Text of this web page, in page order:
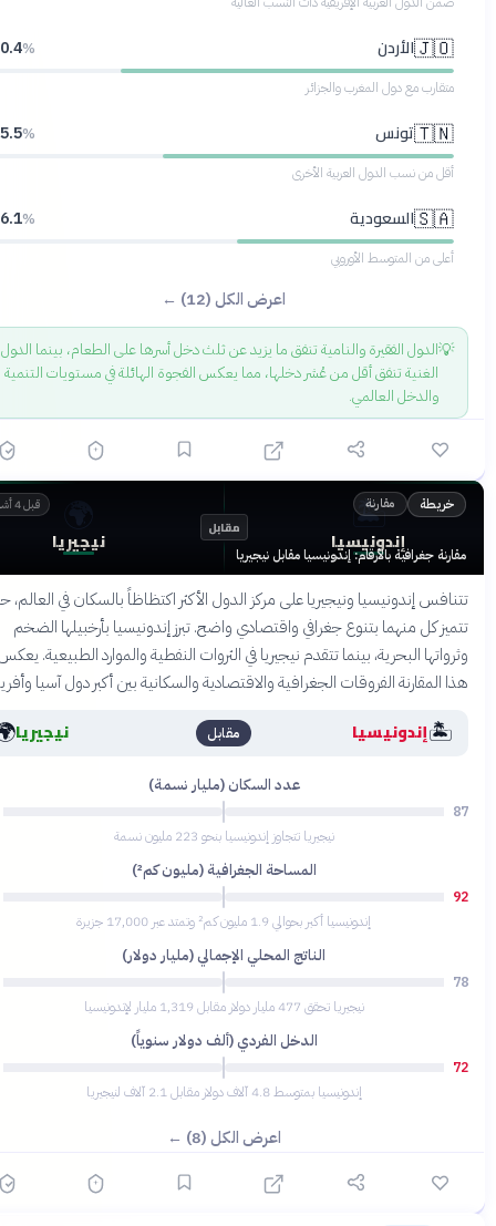
🇯🇴الأردن 40.4
متقارب مع دول المغرب والجزائر
🇹🇳تونس 35.5
أقل من نسب الدول العربية الأخرى
🇸🇦السعودية 26.1
أعلى من المتوسط الأوروبي
اعرض الكل (12) ←
الدول الفقيرة والنامية تنفق ما يزيد عن ثلث دخل أسرها على الطعام، بينما الدول
الغنية تنفق أقل من عُشر دخلها، مما يعكس الفجوة الهائلة في مستويات التنمية
والدخل العالمي.
خريطة مقارنة
🏝️
إندونيسيا نيجيريا جغرافية بالأرقام: إندونيسيا مقابل نيجيريا
إندونيسيا ونيجيريا على مركز الدول الأكثر اكتظاظاً بالسكان في العالم، حيث
كل منهما بتنوع جغرافي واقتصادي واضح. تبرز إندونيسيا بأرخبيلها الضخم
البحرية، بينما تتقدم نيجيريا في الثروات النفطية والموارد الطبيعية. يعكس
المقارنة الفروقات الجغرافية والاقتصادية والسكانية بين أكبر دول آسيا وأفريقيا.
إندونيسيا مقابل نيجيريا🌍
عدد السكان (مليار نسمة)
نيجيريا تتجاوز إندونيسيا بنحو 223 مليون نسمة
المساحة الجغرافية (مليون كم²)
إندونيسيا أكبر بحوالي 1.9 مليون كم² وتمتد عبر 17,000 جزيرة
الناتج المحلي الإجمالي (مليار دولار)
نيجيريا تحقق 477 مليار دولار مقابل 1,319 مليار لإندونيسيا
الدخل الفردي (ألف دولار سنوياً)
إندونيسيا بمتوسط 4.8 آلاف دولار مقابل 2.1 آلاف لنيجيريا
اعرض الكل (8) ←